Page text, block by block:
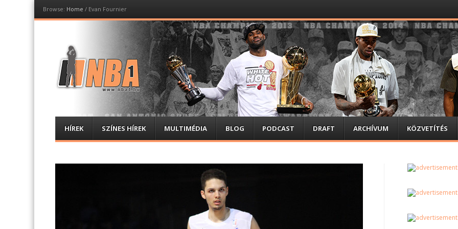
Browse: Home / Evan Fournier
NBA1
Menu
content
HÍREK SZÍNES HÍREK MULTIMÉDIA BLOG PODCAST DRAFT ARCHÍVUM KÖZVETÍTÉS